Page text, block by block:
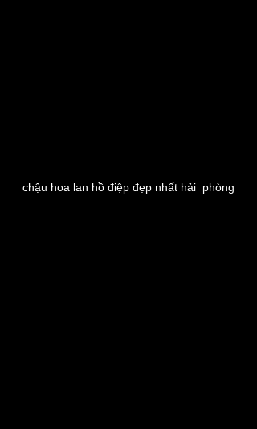
chậu hoa lan hồ điệp đẹp nhất hải  phòng